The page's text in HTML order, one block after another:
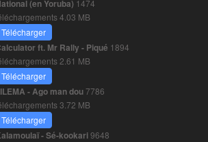
(en Yoruba) 1474
4.03 MB
Télécharger
ft. Mr Rally - Piqué 1894
2.61 MB
Télécharger
- Ago man dou7786
3.72 MB
Télécharger
- Sé-kookari9648